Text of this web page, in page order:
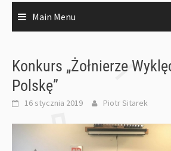
Main Menu
Konkurs „Żołnierze
Polskę”
16 stycznia 2019 Piotr Sitarek